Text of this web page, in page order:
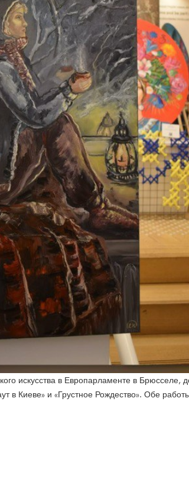
искусства в Европарламенте в
в Киеве» и «Грустное Рождество». Обе